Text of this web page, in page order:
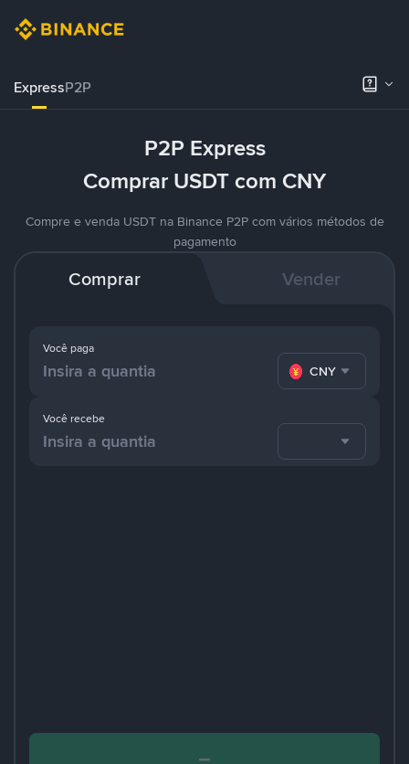
ExpressP2P
P2P Express
Comprar USDT com CNY
Compre e venda USDT na Binance P2P com vários métodos de
pagamento
Comprar Vender
Você paga
CNY
Você recebe